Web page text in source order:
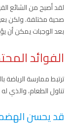
لقد أصبح من الشائع
صحية مختلفة. ولكن
بعد الوجبات يمكن أن
الفوائد
ترتبط ممارسة الرياضة
تناول الطعام، والذي
قد يحسن